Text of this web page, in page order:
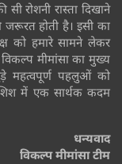
रोशनी रास्ता दिखाने
होती है। इसी का
को हमारे सामने लेकर
मीमांसा का मुख्य
महत्वपूर्ण पहलुओं को
में एक सार्थक कदम
धन्यवाद
विकल्प मीमांसा टीम